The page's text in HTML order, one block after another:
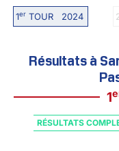
1erTOUR 2024
Résultats à
1
RÉSULTATS